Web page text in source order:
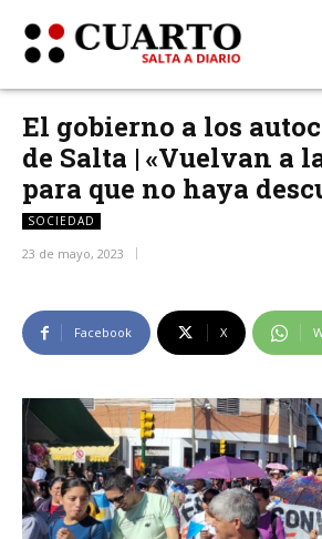
El gobierno a los
de Salta | «Vuelvan a
para que no haya
SOCIEDAD
23 de mayo, 2023
Facebook X